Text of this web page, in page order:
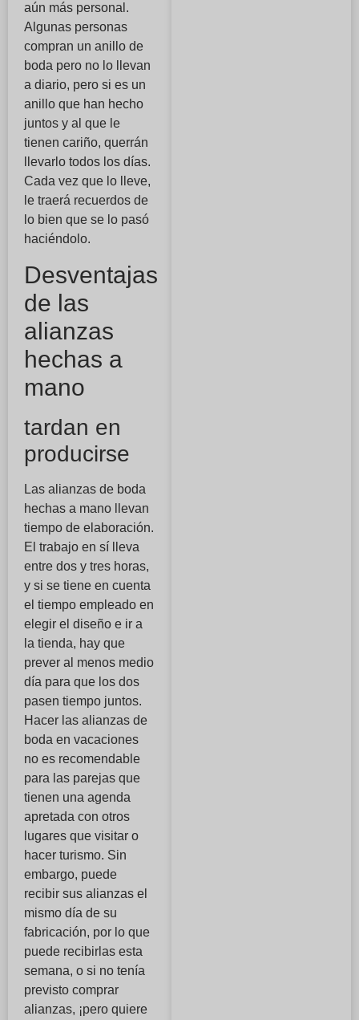
aún más personal.
Algunas personas
compran un anillo de
boda pero no lo llevan
a diario, pero si es un
anillo que han hecho
juntos y al que le
tienen cariño, querrán
llevarlo todos los días.
Cada vez que lo lleve,
le traerá recuerdos de
lo bien que se lo pasó
haciéndolo.
Desventajas
de las
alianzas
hechas a
mano
tardan en
producirse
Las alianzas de boda
hechas a mano llevan
tiempo de elaboración.
El trabajo en sí lleva
entre dos y tres horas,
y si se tiene en cuenta
el tiempo empleado en
elegir el diseño e ir a
la tienda, hay que
prever al menos medio
día para que los dos
pasen tiempo juntos.
Hacer las alianzas de
boda en vacaciones
no es recomendable
para las parejas que
tienen una agenda
apretada con otros
lugares que visitar o
hacer turismo. Sin
embargo, puede
recibir sus alianzas el
mismo día de su
fabricación, por lo que
puede recibirlas esta
semana, o si no tenía
previsto comprar
alianzas, ¡pero quiere